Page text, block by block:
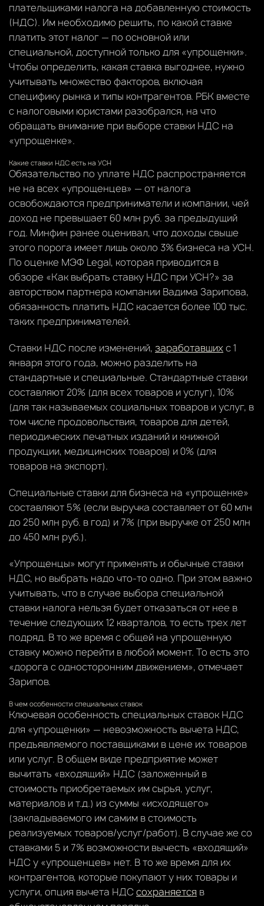
плательщиками налога на добавленную стоимость
(НДС). Им необходимо решить, по какой ставке
платить этот налог — по основной или
специальной, доступной только для «упрощенки».
Чтобы определить, какая ставка выгоднее, нужно
учитывать множество факторов, включая
специфику рынка и типы контрагентов. РБК вместе
с налоговыми юристами разобрался, на что
обращать внимание при выборе ставки НДС на
«упрощенке».
Какие ставки НДС есть на УСН
Обязательство по уплате НДС распространяется
не на всех «упрощенцев» — от налога
освобождаются предприниматели и компании, чей
доход не превышает 60 млн руб. за предыдущий
год. Минфин ранее оценивал, что доходы свыше
этого порога имеет лишь около 3% бизнеса на УСН.
По оценке МЭФ Legal, которая приводится в
обзоре «Как выбрать ставку НДС при УСН?» за
авторством партнера компании Вадима Зарипова,
обязанность платить НДС касается более 100 тыс.
таких предпринимателей.
Ставки НДС после изменений, заработавшихс 1
января этого года, можно разделить на
стандартные и специальные. Стандартные ставки
составляют 20% (для всех товаров и услуг), 10%
(для так называемых социальных товаров и услуг, в
том числе продовольствия, товаров для детей,
периодических печатных изданий и книжной
продукции, медицинских товаров) и 0% (для
товаров на экспорт).
Специальные ставки для бизнеса на «упрощенке»
составляют 5% (если выручка составляет от 60 млн
до 250 млн руб. в год) и 7% (при выручке от 250 млн
до 450 млн руб.).
«Упрощенцы» могут применять и обычные ставки
НДС, но выбрать надо что-то одно. При этом важно
учитывать, что в случае выбора специальной
ставки налога нельзя будет отказаться от нее в
течение следующих 12 кварталов, то есть трех лет
подряд. В то же время с общей на упрощенную
ставку можно перейти в любой момент. То есть это
«дорога с односторонним движением», отмечает
Зарипов.
В чем особенности специальных ставок
Ключевая особенность специальных ставок НДС
для «упрощенки» — невозможность вычета НДС,
предъявляемого поставщиками в цене их товаров
или услуг. В общем виде предприятие может
вычитать «входящий» НДС (заложенный в
стоимость приобретаемых им сырья, услуг,
материалов и т.д.) из суммы «исходящего»
(закладываемого им самим в стоимость
реализуемых товаров/услуг/работ). В случае же со
ставками 5 и 7% возможности вычесть «входящий»
НДС у «упрощенцев» нет. В то же время для их
контрагентов, которые покупают у них товары и
услуги, опция вычета НДСсохраняется в